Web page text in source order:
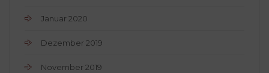
Januar 2020
Dezember 2019
November 2019